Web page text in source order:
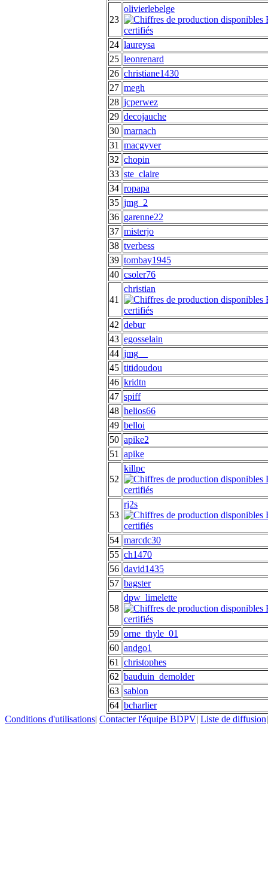
23
olivierlebelge
24 laureysa
25 leonrenard
26 christiane1430
27 megh
28 jcperwez
29 decojauche
30 marnach
31
macgyver
32 chopin
33 ste_claire
34 ropapa
35 jmg_2
36 garenne22
37 misterjo
38 tverbess
39 tombay1945
40 csoler76
41
christian
42 debur
43 egosselain
44 jmg__
45 titidoudou
46 kridtn
47 spiff
48 helios66
49 belloi
50 apike2
51
apike
52
killpc
53
rj2s
54 marcdc30
55 ch1470
56 david1435
57 bagster
58
dpw_limelette
59 orne_thyle_01
60 andgo1
61
christophes
62 bauduin_demolder
63 sablon
64 bcharlier
Conditions d'utilisations| Contacter l'équipe BDPV| Liste de diffusion